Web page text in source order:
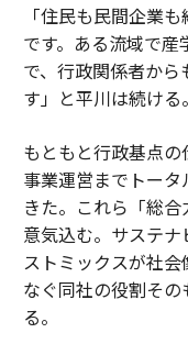
「住民も民間企業
です。ある流域で
で、行政関係者か
す」と平川は続ける。
もともと行政基点
事業運営までトー
きた。これら「総
意気込む。サステ
ストミックスが社
なぐ同社の役割そ
る。